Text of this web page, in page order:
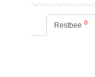
Restbee 0